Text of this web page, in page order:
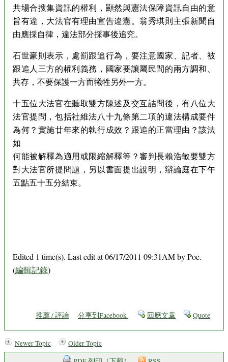
共場合搜集資訊的權利，顯然與憲法保障資訊自由的意
旨有違，大法官有理由宣告違憲。翁秀琪則主張新聞自
由應採自律，違法部分採事後追究。
石世豪則表示，處罰跟追行為，要注意國家、記者、被
跟追人三方的權利義務，國家要讓屬民間的兩方調和、
共存，不要保護一方而犧牲另外一方。
十五位大法官在聽取雙方陳述及交互詰問後，有八位大
法官提問，包括社維法八十九條第二項的違法構成要件
為何？實施廿年來的執行成效？跟追的正當理由？該法
如
何能被解釋為適用或限縮解釋等？審判長賴浩敏要雙方
對大法官所提問題，另以書面提出說明，辯論庭在下午
五點五十五分結束。
Edited 1 time(s). Last edit at 06/17/2011 09:31AM by Poe.
(編輯記錄)
推薦 / 評論 分享到Facebook 回應文章 Quote
Newer Topic
Older Topic